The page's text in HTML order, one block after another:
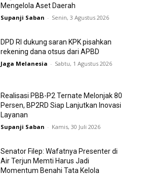
Mengelola Aset Daerah
Supanji Saban - Senin, 3 Agustus 2026
DPD RI dukung saran KPK pisahkan
rekening dana otsus dari APBD
Jaga Melanesia - Sabtu, 1 Agustus 2026
Realisasi PBB-P2 Ternate Melonjak 80
Persen, BP2RD Siap Lanjutkan Inovasi
Layanan
Supanji Saban - Kamis, 30 Juli 2026
Senator Filep: Wafatnya Presenter di
Air Terjun Memti Harus Jadi
Momentum Benahi Tata Kelola